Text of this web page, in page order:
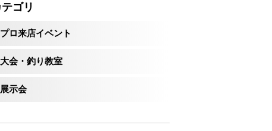
ゴリ
プロ来店イベント
大会・釣り教室
展示会